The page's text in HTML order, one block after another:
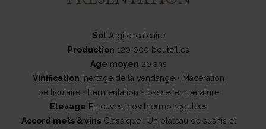
Sol Argilo-calcaire
Production 120 000 bouteilles
Age moyen 20 ans
Vinification Inertage de la vendange • Macération
pelliculaire • Fermentation à basse température
Elevage En cuves inox thermo régulées
Accord mets & vins Classique : Un plateau de sushis et